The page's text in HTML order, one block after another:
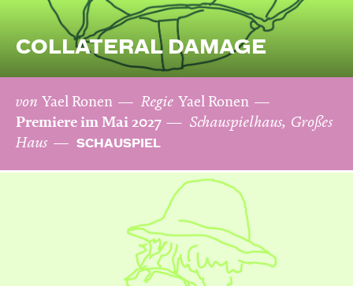
COLLATERAL DAMAGE
von Yael Ronen Regie Yael Ronen
Premiere im Mai 2027
Schauspielhaus, Großes
Haus
SCHAUSPIEL